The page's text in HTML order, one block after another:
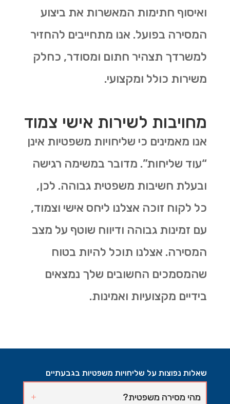
ואיסוף חתימות המאשרות את ביצוע
המסירה בפועל. אנו מתחייבים להחזיר
למשרדך תצהיר חתום ומסודר, כחלק
משירות כולל ומקצועי.
מחויבות לשירות אישי צמוד
אנו מאמינים כי שליחויות משפטיות אינן
“עוד שליחות”. מדובר במשימה רגישה
ובעלת חשיבות משפטית גבוהה. לכן,
כל לקוח זוכה אצלנו ליחס אישי וצמוד,
עם זמינות גבוהה ודיווח שוטף על מצב
המסירה. אצלנו תוכל להיות בטוח
שהמסמכים החשובים שלך נמצאים
בידיים מקצועיות ואמינות.
שאלות נפוצות על שליחויות משפטיות בגבעתיים
מהי מסירה משפטית?